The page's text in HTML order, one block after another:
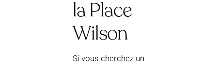
la Place
Wilson
Si vous cherchez un